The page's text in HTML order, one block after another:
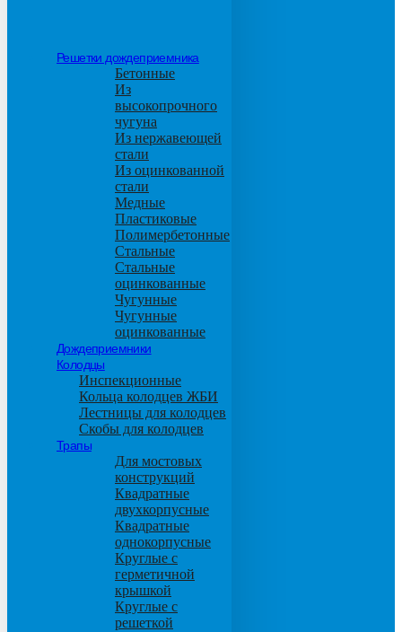
Решетки дождеприемника
Бетонные
Из
высокопрочного
чугуна
Из нержавеющей
стали
Из оцинкованной
стали
Медные
Пластиковые
Полимербетонные
Стальные
Стальные
оцинкованные
Чугунные
Чугунные
оцинкованные
Дождеприемники
Колодцы
Инспекционные
Кольца колодцев ЖБИ
Лестницы для колодцев
Скобы для колодцев
Трапы
Для мостовых
конструкций
Квадратные
двухкорпусные
Квадратные
однокорпусные
Круглые с
герметичной
крышкой
Круглые с
решеткой